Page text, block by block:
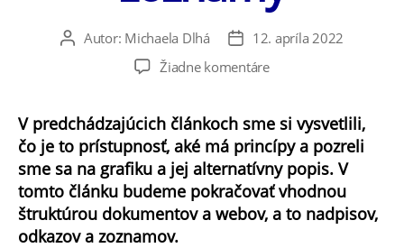
AutorAutor: Michaela Dlhá
Dátum
článku
12. apríla 2022
Žiadne komentárena
dokumentu
a
webu
–
nadpisy,
odkazy,
V predchádzajúcich článkoch sme si vysvetlili,
čo je to prístupnosť, aké má princípy a pozreli
sme sa na grafiku a jej alternatívny popis. V
tomto článku budeme pokračovať vhodnou
štruktúrou dokumentov a webov, a to nadpisov,
odkazov a zoznamov.